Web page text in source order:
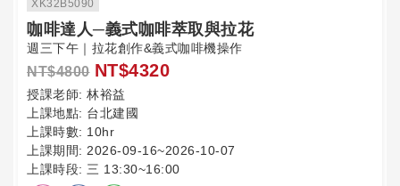
XK32B5090
咖啡達人─義式咖啡萃取與拉花
週三下午｜拉花創作&義式咖啡機操作
NT$4800 NT$4320
授課老師: 林裕益
上課地點: 台北建國
上課時數: 10hr
上課期間: 2026-09-16~2026-10-07
上課時段: 三 13:30~16:00